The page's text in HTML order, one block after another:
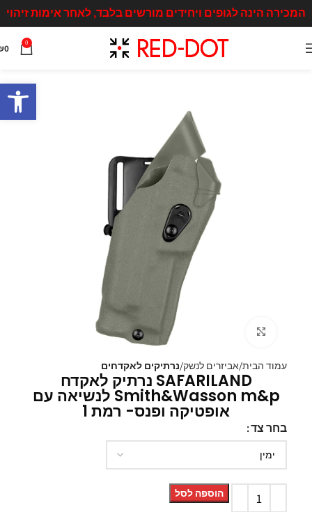
המכירה הינה לגופים ויחידים מורשים בלבד, לאחר אימות זיהוי
0
0
עמוד הבית אביזרים לנשק נרתיקים לאקדחים
SAFARILAND נרתיק לאקדח
Smith&Wasson m&p לנשיאה עם
אופטיקה ופנס- רמת 1
בחר צד
הוספה לסל
פתח